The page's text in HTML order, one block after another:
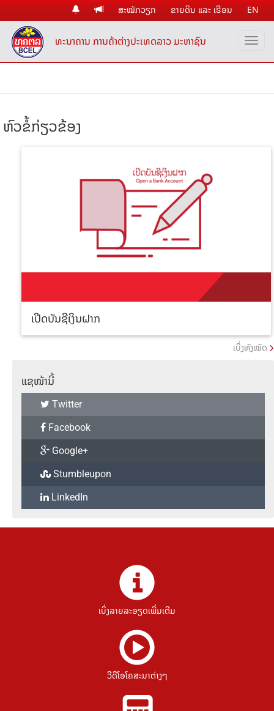
ສະໝັກວຽກ ຂາຍດິນ ແລະ ເຮືອນ EN
ທະນາຄານ ການຄ້າຕ່າງປະເທດລາວ ມະຫາຊົນ
ຫົວຂໍ້ກ່ຽວຂ້ອງ
ເປີດບັນຊີເງິນຝາກ
ເບິ່ງທັງໝົດ
ແຊໜ້ານີ້
Twitter
Facebook
Google+
Stumbleupon
LinkedIn
ເບິ່ງລາຍລະອຽດເພີ່ມເຕີມ
ວີດີໂອໂຄສະນາຕ່າງໆ